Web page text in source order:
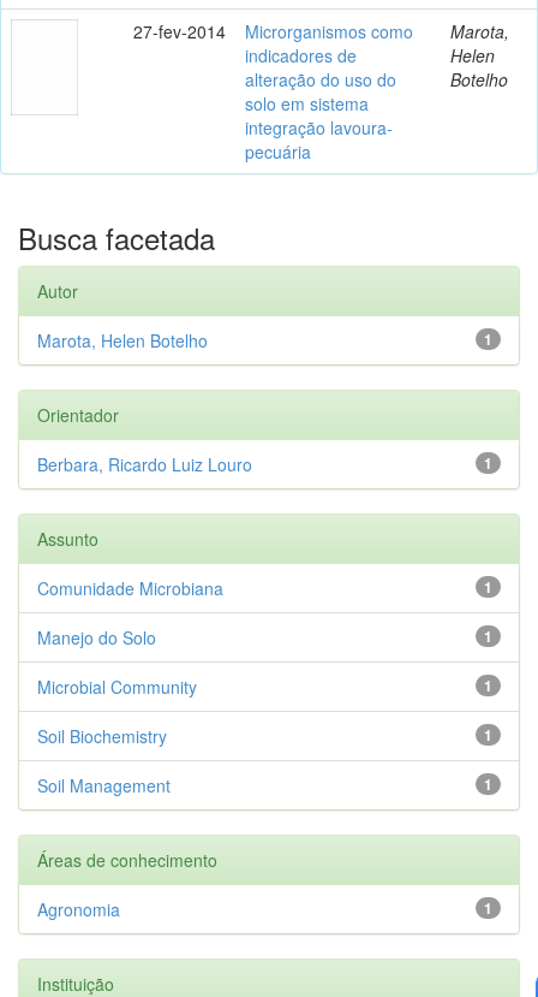
27-fev-2014
Microrganismos como
indicadores de
alteração do uso do
solo em sistema
integração lavoura-
pecuária
Marota,
Helen
Botelho
Busca facetada
Autor
1
Marota, Helen Botelho
Orientador
1
Berbara, Ricardo Luiz Louro
Assunto
1
Comunidade Microbiana
1
Manejo do Solo
1
Microbial Community
1
Soil Biochemistry
1
Soil Management
Áreas de conhecimento
1
Agronomia
Instituição